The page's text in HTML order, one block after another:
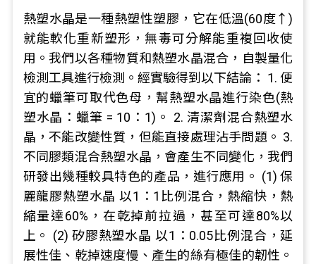
熱塑水晶是一種熱塑性塑膠，它在低溫(60度↑)
就能軟化重新塑形，無毒可分解能重複回收使
用。我們以各種物質和熱塑水晶混合，自製量化
檢測工具進行檢測。經實驗得到以下結論： 1. 便
宜的蠟筆可取代色母，幫熱塑水晶進行染色(熱
塑水晶：蠟筆 = 10：1)。 2. 清潔劑混合熱塑水
晶，不能改變性質，但能直接處理沾手問題。 3.
不同膠類混合熱塑水晶，會產生不同變化，我們
研發出幾種較具特色的產品，進行應用。 (1) 保
麗龍膠熱塑水晶 以1：1比例混合，熱縮快，熱
縮量達60%，在乾掉前拉過，甚至可達80%以
上。 (2) 矽膠熱塑水晶 以1：0.05比例混合，延
展性佳、乾掉速度慢、產生的絲有極佳的韌性。